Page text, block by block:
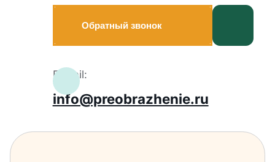
Обратный звонок
E-mail:
info@preobrazhenie.ru